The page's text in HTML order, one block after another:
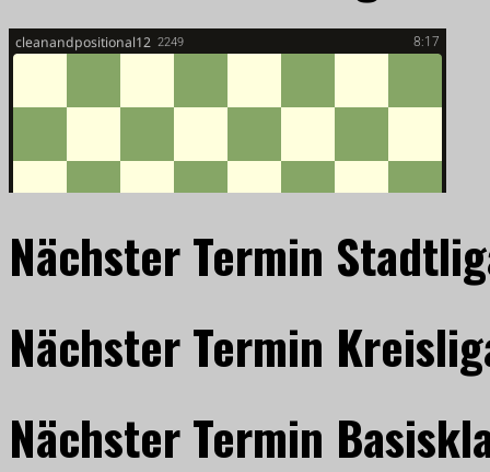
Nächster Termin
Nächster Termin
Nächster Termin